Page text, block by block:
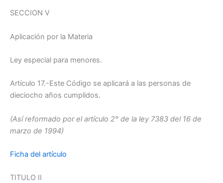
SECCION V
Aplicación por la Materia
Ley especial para menores.
Artículo 17.-Este Código se aplicará a las personas de
dieciocho años cumplidos.
(Así reformado por el artículo 2° de la ley 7383 del 16 de
marzo de 1994)
Ficha del artículo
TITULO II